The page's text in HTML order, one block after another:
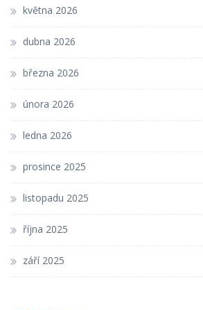
května 2026
dubna 2026
března 2026
února 2026
ledna 2026
prosince 2025
listopadu 2025
října 2025
září 2025